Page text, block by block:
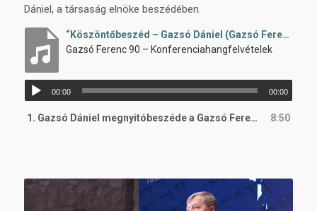
Dániel, a társaság elnöke beszédében.
“Köszöntőbeszéd – Gazsó Dániel (Gazsó Ferenc 90 konferencia, 2022)”
Gazsó Ferenc 90 – Konferenciahangfelvételek
Audió
lejátszó
00:00 00:00
1. Gazsó Dániel megnyitóbeszéde a Gazsó Ferenc 90 emlékkonferencián 8:50